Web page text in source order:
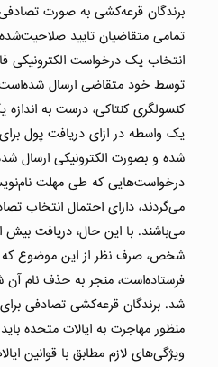
برندگان قرعه‌کشی به صورت
تمامی متقاضیان تایید
انتخاب یک درخواست الکترونیکی
توسط خود متقاضی ارسال شده‌است
کنسولگری کنتاکی، درست به
یک واسطه در ازای دریافت پول
شده و بصورت الکترونیکی ارسال
درخواست‌هایی که طی مهلت
می‌گردند، دارای احتمال انتخاب
می‌باشند. با این حال، دریافت
شخص، صرف نظر از این موضوع
فرستاده‌است، منجر به حذف نام
شد. برندگان قرعه‌کشی تصادفی
منظور مهاجرت به ایالات متحده
ویژگی‌های لازم مطابق با قوانین